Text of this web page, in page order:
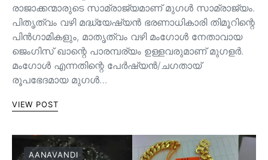
രാജാക്കന്മാരുടെ സാമ്രാജ്യമാണ് മുഗൾ സാമ്രാജ്യം.
പിതൃത്വം വഴി മദ്ധ്യേഷ്യൻ ഭരണാധികാരി തിമൂറിന്റെ
പിൻ‌ഗാമികളും, മാതൃത്വം വഴി മംഗോൾ നേതാവായ
ജെംഗിസ് ഖാന്റെ പാരമ്പര്യം ഉള്ളവരുമാണ്‌ മുഗളർ.
മംഗോൾ എന്നതിന്റെ പേർഷ്യൻ/ചഗതായ്
രൂപഭേദമായ മുഗൾ…
VIEW POST
AANAVANDI